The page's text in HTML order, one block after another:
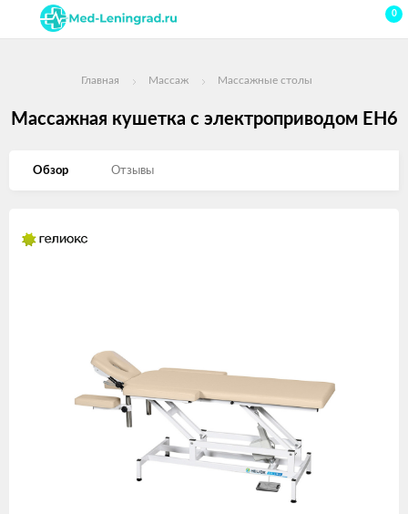
0
Главная Массаж Массажные столы
Массажная кушетка с электроприводом EH6
Обзор Отзывы